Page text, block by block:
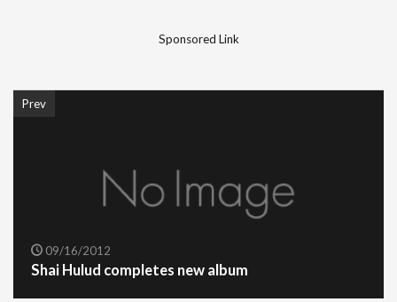
Sponsored Link
Prev
09/16/2012
Shai Hulud completes new album